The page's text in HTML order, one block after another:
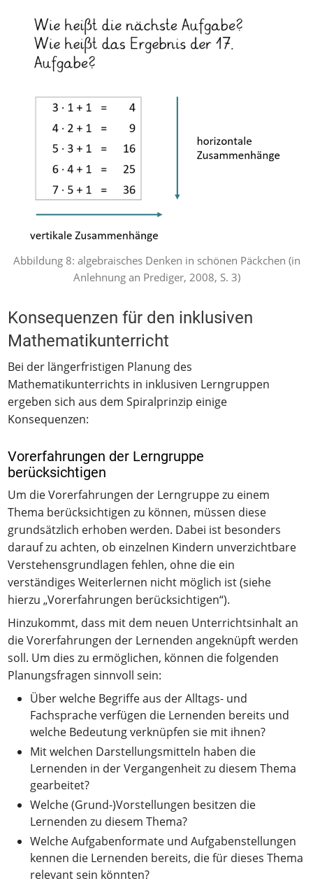
Abbildung 8: algebraisches Denken in schönen Päckchen (in
Anlehnung an Prediger, 2008, S. 3)
Konsequenzen für den inklusiven
Mathematikunterricht
Bei der längerfristigen Planung des
Mathematikunterrichts in inklusiven Lerngruppen
ergeben sich aus dem Spiralprinzip einige
Konsequenzen:
Vorerfahrungen der Lerngruppe
berücksichtigen
Um die Vorerfahrungen der Lerngruppe zu einem
Thema berücksichtigen zu können, müssen diese
grundsätzlich erhoben werden. Dabei ist besonders
darauf zu achten, ob einzelnen Kindern unverzichtbare
Verstehensgrundlagen fehlen, ohne die ein
verständiges Weiterlernen nicht möglich ist (siehe
hierzu „Vorerfahrungen berücksichtigen“).
Hinzukommt, dass mit dem neuen Unterrichtsinhalt an
die Vorerfahrungen der Lernenden angeknüpft werden
soll. Um dies zu ermöglichen, können die folgenden
Planungsfragen sinnvoll sein:
Über welche Begriffe aus der Alltags- und
Fachsprache verfügen die Lernenden bereits und
welche Bedeutung verknüpfen sie mit ihnen?
Mit welchen Darstellungsmitteln haben die
Lernenden in der Vergangenheit zu diesem Thema
gearbeitet?
Welche (Grund-)Vorstellungen besitzen die
Lernenden zu diesem Thema?
Welche Aufgabenformate und Aufgabenstellungen
kennen die Lernenden bereits, die für dieses Thema
relevant sein könnten?